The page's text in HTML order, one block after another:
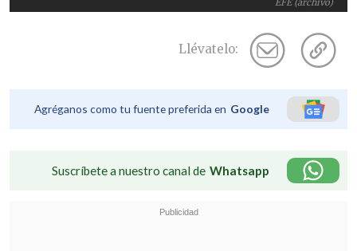
Llévatelo:
Agréganos como tu fuente preferida en Google
Suscríbete a nuestro canal de Whatsapp